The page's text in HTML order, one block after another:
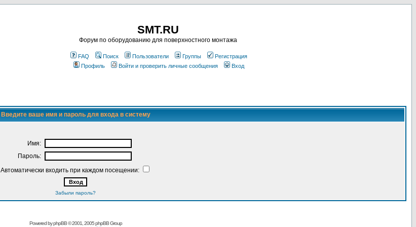
SMT.RU
Форум по оборудованию для поверхностного монтажа
FAQ Поиск Пользователи Группы
Регистрация
Профиль
Войти и проверить личные сообщения Вход
Введите ваше имя и пароль для входа в систему
Имя:
Пароль:
Автоматически входить при каждом посещении:
Забыли пароль?
Powered byphpBB© 2001, 2005 phpBB Group